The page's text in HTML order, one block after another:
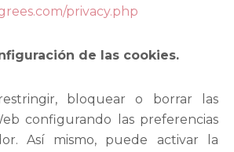
privacy.php
de las cookies.
bloquear o borrar las
configurando las preferencias
Así mismo, puede activar la